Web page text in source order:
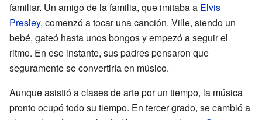
familiar. Un amigo de la familia, que imitaba a Elvis
Presley, comenzó a tocar una canción. Ville, siendo un
bebé, gateó hasta unos bongos y empezó a seguir el
ritmo. En ese instante, sus padres pensaron que
seguramente se convertiría en músico.
Aunque asistió a clases de arte por un tiempo, la música
pronto ocupó todo su tiempo. En tercer grado, se cambió a